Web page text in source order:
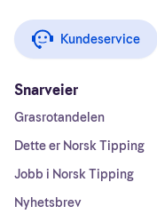
Kundeservice
Snarveier
Grasrotandelen
Dette er Norsk Tipping
Jobb i Norsk Tipping
Nyhetsbrev